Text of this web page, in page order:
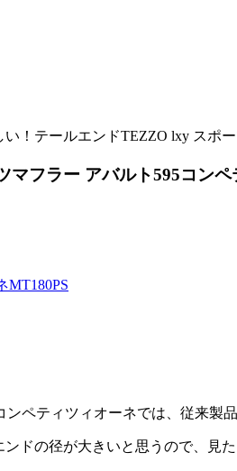
い！テールエンドTEZZO lxy スポ
フラー アバルト595コン
MT180PS
ペティツィオーネでは、従来製
ドの径が大きいと思うので、見